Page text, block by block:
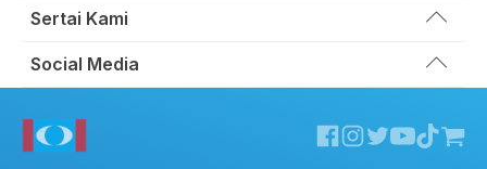
Wakil Rakyat
Hubungi Kami
Sumbangan
Sertai Kami
Portal Anggota KEADILAN
Social Media
Twitter KEADILAN
Channel Telegram KEADILAN